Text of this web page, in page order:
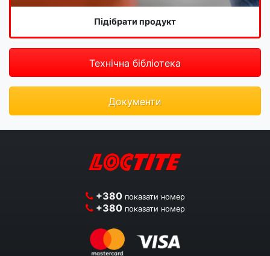
Підібрати продукт
Технічна бібліотека
Документи
+380 показати номер
+380 показати номер